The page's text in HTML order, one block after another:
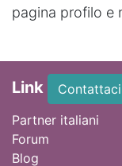
pagina profilo e
Link
Contattaci
Partner italiani
Forum
Blog